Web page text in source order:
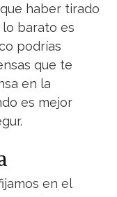
haber tirado
barato es
podrías
que te
en la
es mejor
en el